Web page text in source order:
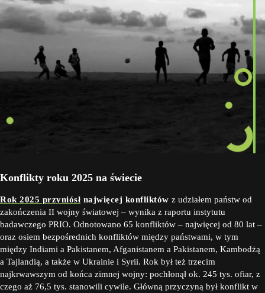
Konflikty roku 2025 na świecie
Rok 2025 przyniósł najwięcej konfliktów z udziałem państw od
zakończenia II wojny światowej – wynika z raportu instytutu
badawczego PRIO. Odnotowano 65 konfliktów – najwięcej od 80 lat –
oraz osiem bezpośrednich konfliktów między państwami, w tym
między Indiami a Pakistanem, Afganistanem a Pakistanem, Kambodżą
a Tajlandią, a także w Ukrainie i Syrii. Rok był też trzecim
najkrwawszym od końca zimnej wojny: pochłonął ok. 245 tys. ofiar, z
czego aż 76,5 tys. stanowili cywile. Główną przyczyną był konflikt w